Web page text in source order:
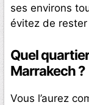
ses environs
évitez de
Quel
Marrakech ?
Vous l’aurez